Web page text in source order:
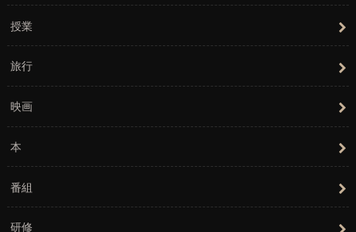
授業
旅行
映画
本
番組
研修